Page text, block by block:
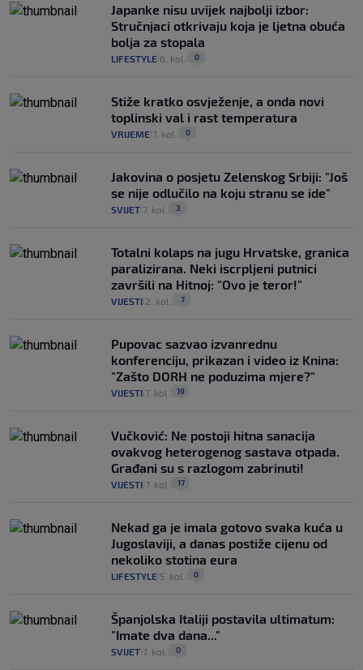
Japanke nisu uvijek najbolji izbor:
Stručnjaci otkrivaju koja je ljetna obuća
bolja za stopala
LIFESTYLE 6. kol. 0
Stiže kratko osvježenje, a onda novi
toplinski val i rast temperatura
VRIJEME 7. kol. 0
Jakovina o posjetu Zelenskog Srbiji: "Još
se nije odlučilo na koju stranu se ide"
SVIJET 7. kol. 3
Totalni kolaps na jugu Hrvatske, granica
paralizirana. Neki iscrpljeni putnici
završili na Hitnoj: "Ovo je teror!"
VIJESTI 2. kol. 7
Pupovac sazvao izvanrednu
konferenciju, prikazan i video iz Knina:
"Zašto DORH ne poduzima mjere?"
VIJESTI 7. kol. 19
Vučković: Ne postoji hitna sanacija
ovakvog heterogenog sastava otpada.
Građani su s razlogom zabrinuti!
VIJESTI 7. kol. 17
Nekad ga je imala gotovo svaka kuća u
Jugoslaviji, a danas postiže cijenu od
nekoliko stotina eura
LIFESTYLE 5. kol. 0
Španjolska Italiji postavila ultimatum:
"Imate dva dana..."
SVIJET 7. kol. 0